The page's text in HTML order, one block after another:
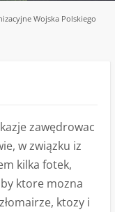
Wojska Polskiego
zawędrowac
w związku iz
kilka fotek,
ktore mozna
ktozy i